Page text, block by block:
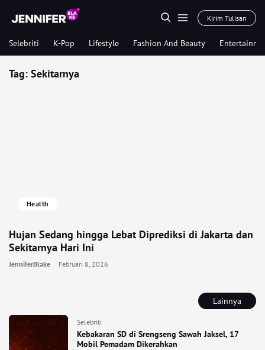
Kirim Tulisan
Selebriti K-Pop Lifestyle Fashion And Beauty
Lainnya
Selebriti
Kebakaran SD di Srengseng Sawah Jaksel, 17
Mobil Pemadam Dikerahkan
Tag: Sekitarnya
Health
Hujan Sedang hingga Lebat Diprediksi di Jakarta dan
Sekitarnya Hari Ini
JenniferBlake Februari 8, 2026